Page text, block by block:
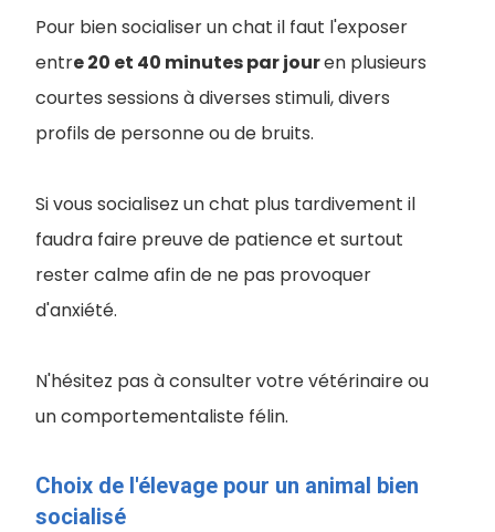
Pour bien socialiser un chat il faut l'exposer
entre 20 et 40 minutes par jouren plusieurs
courtes sessions à diverses stimuli, divers
profils de personne ou de bruits.
Si vous socialisez un chat plus tardivement il
faudra faire preuve de patience et surtout
rester calme afin de ne pas provoquer
d'anxiété.
N'hésitez pas à consulter votre vétérinaire ou
un comportementaliste félin.
Choix de l'élevage pour un animal bien
socialisé